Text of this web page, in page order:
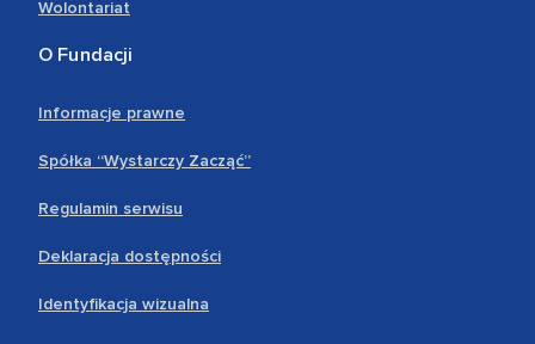
Wolontariat
O Fundacji
Informacje prawne
Spółka “Wystarczy Zacząć”
Regulamin serwisu
Deklaracja dostępności
Identyfikacja wizualna